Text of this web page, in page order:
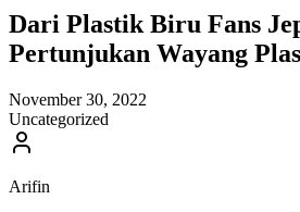
Dari Plastik Biru Fans
Pertunjukan Wayang
November 30, 2022
Uncategorized
Arifin